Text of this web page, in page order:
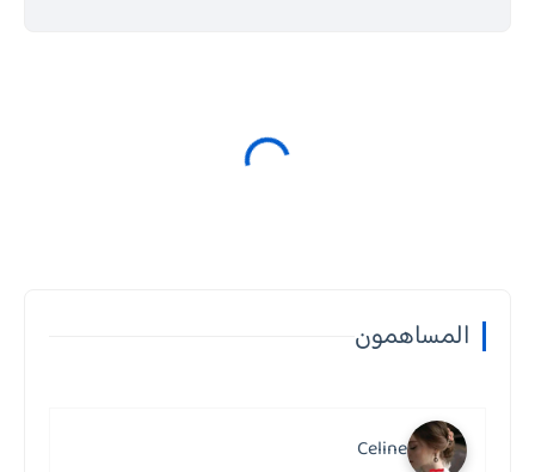
المساهمون
Celine